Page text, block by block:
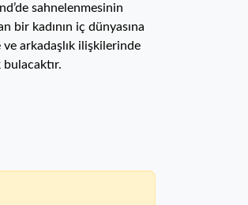
sahnelenmesinin
bir kadının iç dünyasına
ve arkadaşlık ilişkilerinde
bulacaktır.